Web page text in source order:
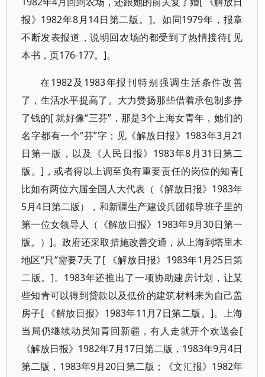
报》1982年8月14日第二版。]。如同1979年，报章
不断发表报道，说明回农场的都受到了热情接待[ 见
本书，页176-177。]。
在1982及1983年报刊特别强调生活条件改善
了，生活水平提高了。大力赞扬那些借着承包制多挣
了钱的[ 就好像“三芬”，那是3个上海女青年，她们的
名字都有一个“芬”字；见《解放日报》1983年3月21
日第一版，以及《人民日报》1983年8月31日第二
版。]，或者得以上调至负有重要责任的岗位的知青[
比如有两位六届全国人大代表（《解放日报》1983年
5月4日第二版），和新疆生产建设兵团领导班子里的
第一位女领导人（《解放日报》1983年9月30日第一
版。）]。政府还采取措施改善交通，从上海到塔里木
地区“只”需要7天了[ 《解放日报》1983年1月25日第
二版。]。1983年还推出了一项协助建房计划，让某
些知青可以得到贷款以及低价的建筑材料来为自己盖
房子[ 《解放日报》1983年11月7日第二版。]。上海
当局仍继续动员知青回新疆，有人走就开个欢送会[
《解放日报》1982年7月17日第二版，1983年9月4日
第二版，1983年9月20日第二版；《文汇报》1982年